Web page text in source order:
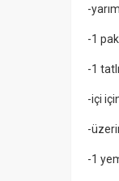
-
-1
-1
-içi
-
-1